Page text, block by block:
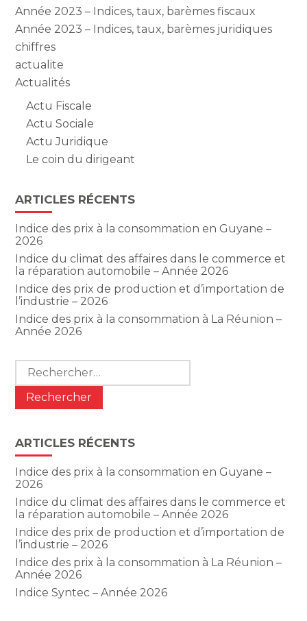
Année 2023 – Indices, taux, barèmes fiscaux
Année 2023 – Indices, taux, barèmes juridiques
chiffres
actualite
Actualités
Actu Fiscale
Actu Sociale
Actu Juridique
Le coin du dirigeant
ARTICLES RÉCENTS
Indice des prix à la consommation en Guyane –
2026
Indice du climat des affaires dans le commerce et
la réparation automobile – Année 2026
Indice des prix de production et d’importation de
l’industrie – 2026
Indice des prix à la consommation à La Réunion –
Année 2026
Rechercher :
ARTICLES RÉCENTS
Indice des prix à la consommation en Guyane –
2026
Indice du climat des affaires dans le commerce et
la réparation automobile – Année 2026
Indice des prix de production et d’importation de
l’industrie – 2026
Indice des prix à la consommation à La Réunion –
Année 2026
Indice Syntec – Année 2026